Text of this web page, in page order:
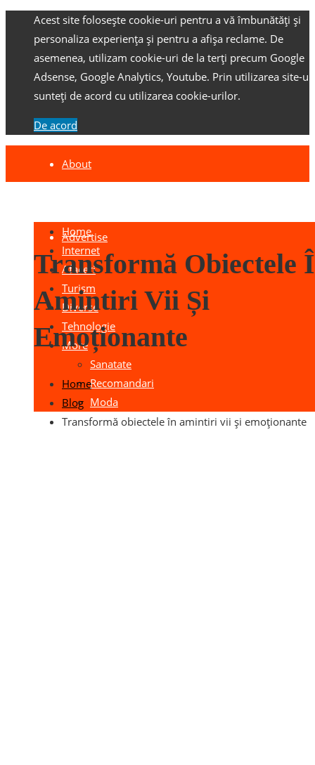
Acest site folosește cookie-uri pentru a vă îmbunătăți și
personaliza experiența și pentru a afișa reclame. De
asemenea, utilizam cookie-uri de la terți precum Google
Adsense, Google Analytics, Youtube. Prin utilizarea site-
sunteți de acord cu utilizarea cookie-urilor.
De acord
About
Advertise
Home
Internet
Afaceri
Turism
Diverse
Tehnologie
More
Sanatate
Recomandari
Moda
Transformă Obiectele
Amintiri Vii Și
Emoționante
Home
Blog
Transformă obiectele în amintiri vii și emoționante